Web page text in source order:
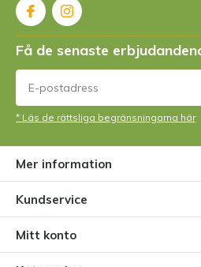
Få de senaste
* Läs de rättsliga begränsningarna här
Mer information
Kundservice
Mitt konto